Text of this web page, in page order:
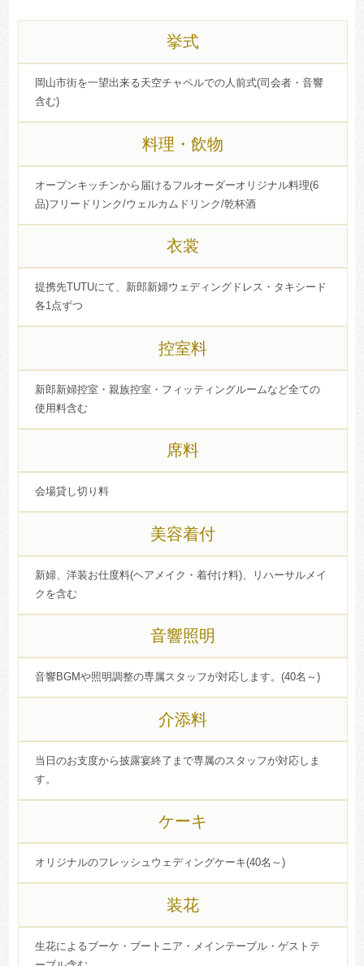
挙式
岡山市街を一望出来る天空チャペルでの人前式(司会者・音響
含む)
料理・飲物
オープンキッチンから届けるフルオーダーオリジナル料理(6
品)フリードリンク/ウェルカムドリンク/乾杯酒
衣裳
提携先TUTUにて、新郎新婦ウェディングドレス・タキシード
各1点ずつ
控室料
新郎新婦控室・親族控室・フィッティングルームなど全ての
使用料含む
席料
会場貸し切り料
美容着付
新婦、洋装お仕度料(ヘアメイク・着付け料)、リハーサルメイ
クを含む
音響照明
音響BGMや照明調整の専属スタッフが対応します。(40名～)
介添料
当日のお支度から披露宴終了まで専属のスタッフが対応しま
す。
ケーキ
オリジナルのフレッシュウェディングケーキ(40名～)
装花
生花によるブーケ・ブートニア・メインテーブル・ゲストテ